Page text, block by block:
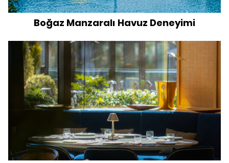
Boğaz Manzaralı Havuz Deneyimi